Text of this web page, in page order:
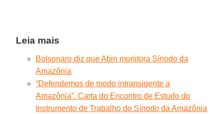
Leia mais
Bolsonaro diz que Abin monitora Sínodo da
Amazônia
“Defendemos de modo intransigente a
Amazônia”. Carta do Encontro de Estudo do
Instrumento de Trabalho do Sínodo da Amazônia